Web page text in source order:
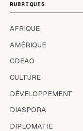
RUBRIQUES
AFRIQUE
AMÉRIQUE
CDEAO
CULTURE
DÉVELOPPEMENT
DIASPORA
DIPLOMATIE